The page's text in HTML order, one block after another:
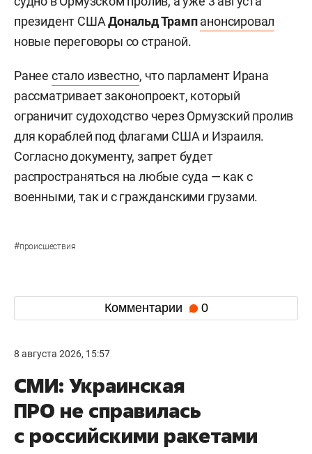
президент СШАДональд Трамп анонсировал
новые переговоры со страной.
Ранее стало известно, что парламент Ирана
рассматривает законопроект, который
ограничит судоходство через Ормузский пролив
для кораблей под флагами США и Израиля.
Согласно документу, запрет будет
распространяться на любые суда — как с
военными, так и с гражданскими грузами.
#происшествия
Комментарии 0
8 августа 2026, 15:57
СМИ: Украинская
ПРО не справилась
с российскими ракетами